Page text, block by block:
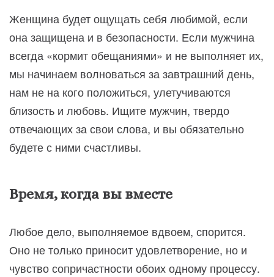
Женщина будет ощущать себя любимой, если
она защищена и в безопасности. Если мужчина
всегда «кормит обещаниями» и не выполняет их,
мы начинаем волноваться за завтрашний день,
нам не на кого положиться, улетучиваются
близость и любовь. Ищите мужчин, твердо
отвечающих за свои слова, и вы обязательно
будете с ними счастливы.
Время, когда вы вместе
Любое дело, выполняемое вдвоем, спорится.
Оно не только приносит удовлетворение, но и
чувство сопричастности обоих одному процессу.